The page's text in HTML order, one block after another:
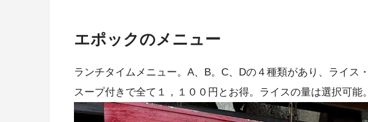
エポックのメニュー
ランチタイムメニュー。A、B。C、Dの４種類があり、ライス・
スープ付きで全て１，１００円とお得。ライスの量は選択可能。